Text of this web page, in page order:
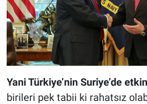
Yani Türkiye’nin Suriye’de
birileri pek tabii ki rahatsız